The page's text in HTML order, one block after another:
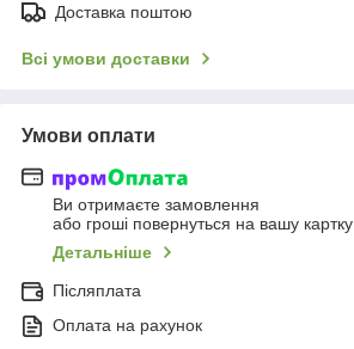
Доставка поштою
Всі умови доставки
Умови оплати
Ви отримаєте замовлення
або гроші повернуться на вашу картку
Детальніше
Післяплата
Оплата на рахунок